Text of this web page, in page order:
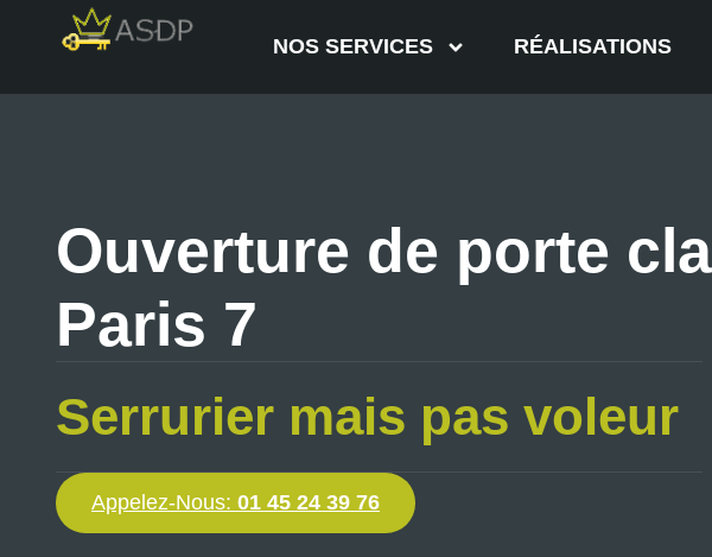
NOS SERVICES RÉALISATIONS
Ouverture de porte
Paris 7
Serrurier mais pas voleur
Appelez-Nous: 01 45 24 39 76